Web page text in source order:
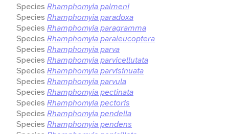
Species Rhamphomyia palmeni
Species Rhamphomyia paradoxa
Species Rhamphomyia paragramma
Species Rhamphomyia paraleucoptera
Species Rhamphomyia parva
Species Rhamphomyia parvicellutata
Species Rhamphomyia parvisinuata
Species Rhamphomyia parvula
Species Rhamphomyia pectinata
Species Rhamphomyia pectoris
Species Rhamphomyia pendella
Species Rhamphomyia pendens